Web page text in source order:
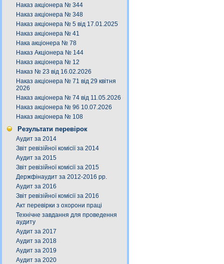
Наказ акціонера № 344
Наказ акціонера № 348
Наказ акціонера № 5 від 17.01.2025
Наказ акціонера № 41
Нака акціонера № 78
Наказ Акціонера № 144
Наказ акціонера № 12
Наказ № 23 від 16.02.2026
Наказ акціонера № 71 від 29 квітня
2026
Наказ акціонера № 74 від 11.05.2026
Наказ акціонера № 96 10.07.2026
Наказ акціонера № 108
Результати перевірок
Аудит за 2014
Звіт ревізійної комісії за 2014
Аудит за 2015
Звіт ревізійної комісії за 2015
Держфінаудит за 2012-2016 рр.
Аудит за 2016
Звіт ревізійної комісії за 2016
Акт перевірки з охорони праці
Технічне завдання для проведення
аудиту
Аудит за 2017
Аудит за 2018
Аудит за 2019
Аудит за 2020